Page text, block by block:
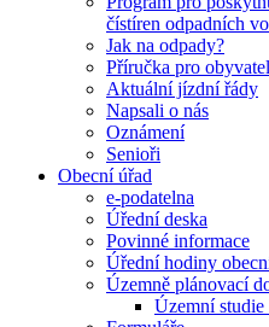
čístíren odpadních
Jak na odpady?
Příručka pro
Aktuální jízdní řády
Napsali o nás
Oznámení
Senioři
Obecní úřad
e-podatelna
Úřední deska
Povinné informace
Úřední hodiny
Územně plánovací
Územní